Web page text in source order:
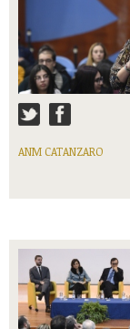
ANM CATANZARO